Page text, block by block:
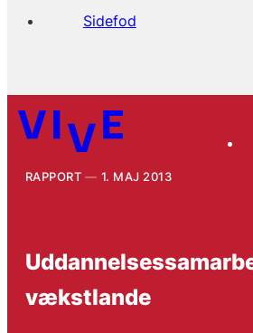
Sidefod
RAPPORT 1. MAJ 2013
vækstlande